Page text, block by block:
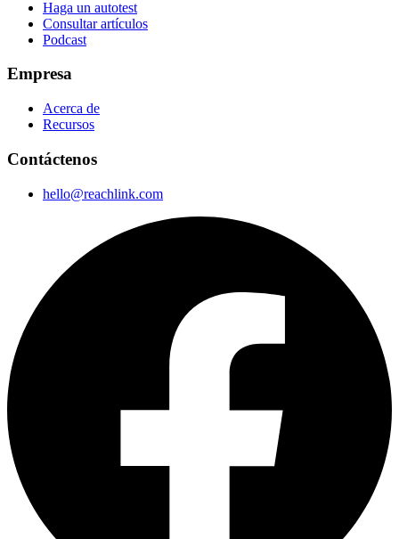
Haga un autotest
Consultar artículos
Podcast
Empresa
Acerca de
Recursos
Contáctenos
hello@reachlink.com